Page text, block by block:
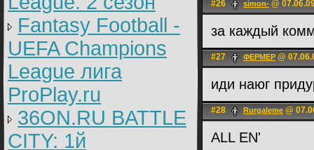
Fantasy Football -
UEFA Champions
League лига
ProPlay.ru
36ON.RU BATTLE
CITY: 1й
#26 simon- @
за каждый
#27 ФЕРМЕР @
иди наюг
#28 Rurgaleme @
ALL EN'